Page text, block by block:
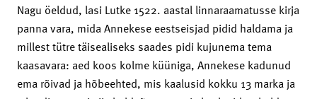
Nagu öeldud, lasi Lutke 1522. aastal linnaraamatusse kirja
panna vara, mida Annekese eestseisjad pidid haldama ja
millest tütre täisealiseks saades pidi kujunema tema
kaasavara: aed koos kolme küüniga, Annekese kadunud
ema rõivad ja hõbeehted, mis kaalusid kokku 13 marka ja